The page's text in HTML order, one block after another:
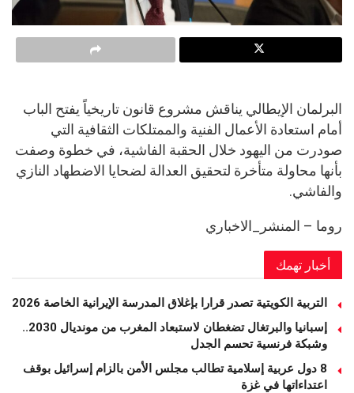
البرلمان الإيطالي يناقش مشروع قانون تاريخياً يفتح الباب
أمام استعادة الأعمال الفنية والممتلكات الثقافية التي
صودرت من اليهود خلال الحقبة الفاشية، في خطوة وصفت
بأنها محاولة متأخرة لتحقيق العدالة لضحايا الاضطهاد النازي
والفاشي.
روما – المنشر_الاخباري
أخبار تهمك
التربية الكويتية تصدر قرارا بإغلاق المدرسة الإيرانية الخاصة 2026
إسبانيا والبرتغال تضغطان لاستبعاد المغرب من مونديال 2030..
وشبكة فرنسية تحسم الجدل
8 دول عربية إسلامية تطالب مجلس الأمن بالزام إسرائيل بوقف
اعتداءاتها في غزة